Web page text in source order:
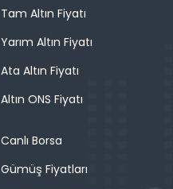
Tam Altın Fiyatı
Yarım Altın Fiyatı
Ata Altın Fiyatı
Altın ONS Fiyatı
Canlı Borsa
Gümüş Fiyatları